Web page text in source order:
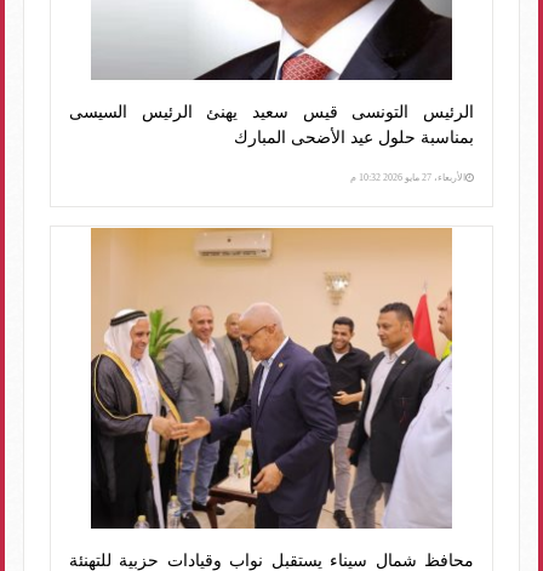
الرئيس التونسى قيس سعيد يهنئ الرئيس السيسى
بمناسبة حلول عيد الأضحى المبارك
الأربعاء، 27 مايو 2026 10:32 م
محافظ شمال سيناء يستقبل نواب وقيادات حزبية للتهنئة